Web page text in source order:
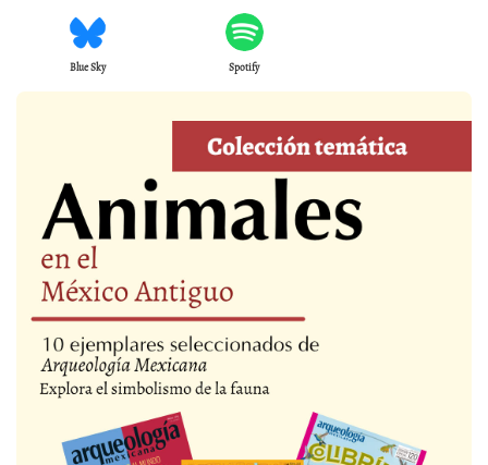
Blue Sky Spotify